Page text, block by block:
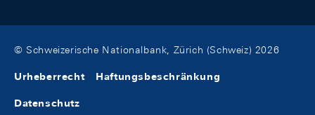
© Schweizerische Nationalbank, Zürich (Schweiz) 2026
Urheberrecht Haftungsbeschränkung
Datenschutz